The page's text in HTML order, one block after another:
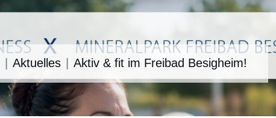
Aktuelles Aktiv & fit im Freibad Besigheim!